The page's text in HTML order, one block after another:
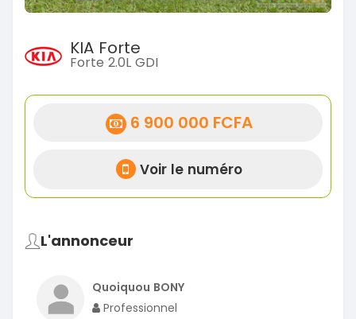
KIA Forte
Forte 2.0L GDI
6 900 000 FCFA
Voir le numéro
L'annonceur
Quoiquou BONY
Professionnel